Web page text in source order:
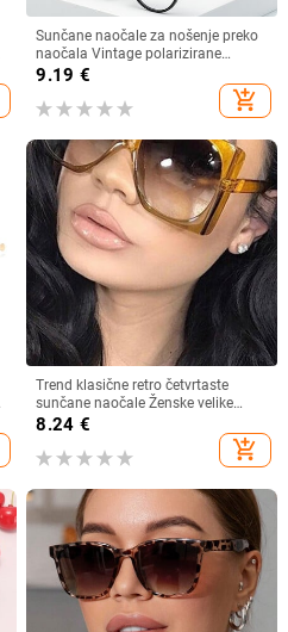
Sunčane naočale za nošenje preko
naočala Vintage polarizirane
sunčane naočale za muškarce i
žene, kratkovidnost, dalekovidnost,
sjenila za vožnju na otvorenom
9.19 €
add_shopping_cart
Trend klasične retro četvrtaste
sunčane naočale Ženske velike
sunčane naočale Ženske/muške
retro sunčane naočale Lentes De
Sol Mujer
8.24 €
add_shopping_cart